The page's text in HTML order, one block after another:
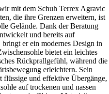
mit dem Schuh Terrex Agravic
die ihre Grenzen erweitern, ist
Gelände. Dank der Beratung
und bereits auf
er ein modernes Design in
bietet ein leichtes
Rückprallgefühl, während die
erleichtern. Sein
flüssige und effektive Übergänge,
auf trockenen und nassen